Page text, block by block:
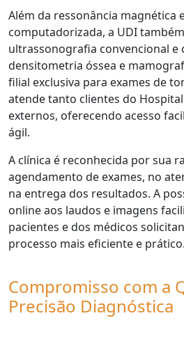
Além da ressonância magnética
computadorizada, a UDI
ultrassonografia convencional e
densitometria óssea e
filial exclusiva para exames de
atende tanto clientes do
externos, oferecendo acesso
ágil.
A clínica é reconhecida por sua
agendamento de exames, no
na entrega dos resultados. A
online aos laudos e imagens
pacientes e dos médicos
processo mais eficiente e prático.
Compromisso com a
Precisão Diagnóstica